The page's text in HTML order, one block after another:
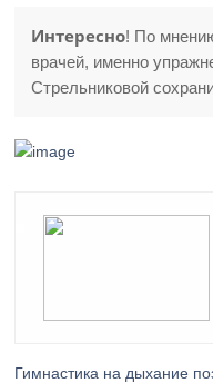
Интересно! По
врачей, именно
Стрельниковой
Гимнастика на дыхание